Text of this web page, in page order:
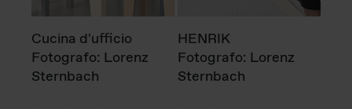
Cucina d'ufficio
Fotografo: Lorenz
Sternbach
HENRIK
Fotografo: Lorenz
Sternbach